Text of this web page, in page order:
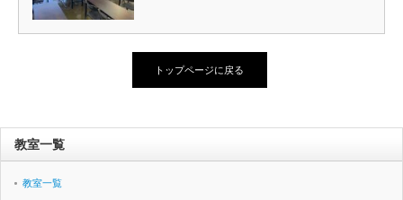
トップページに戻る
教室一覧
教室一覧